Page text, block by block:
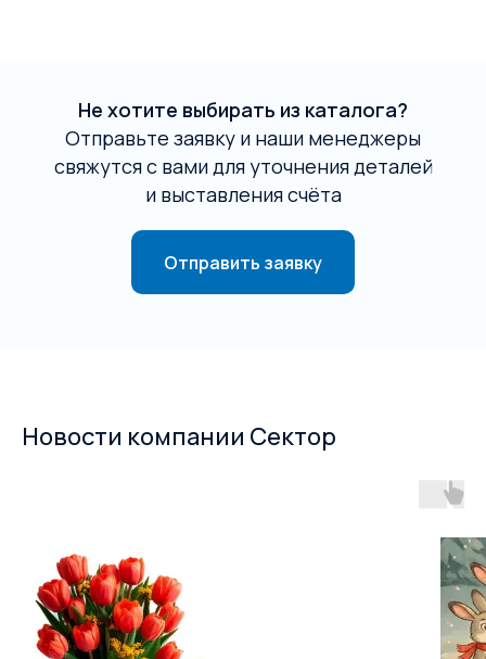
Не хотите выбирать из каталога?
Отправьте заявку и наши менеджеры
свяжутся с вами для уточнения деталей
и выставления счёта
Отправить заявку
Новости компании Сектор